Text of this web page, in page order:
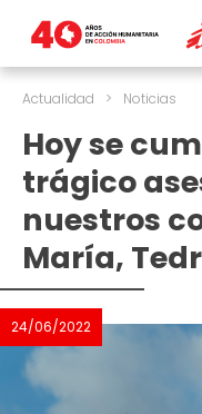
Actualidad > Noticias
Hoy se
trágico
nuestros
María,
24/06/2022